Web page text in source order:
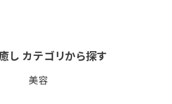
LPLP（ルプルプ） エッ
センスカラートリートメン
し カテゴリから探す
美容